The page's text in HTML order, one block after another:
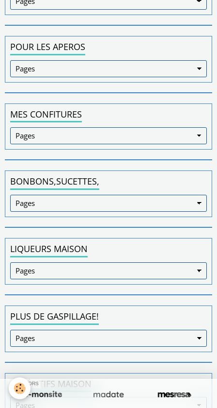
POUR LES APEROS
MES CONFITURES
BONBONS,SUCETTES,
LIQUEURS MAISON
PLUS DE GASPILLAGE!
APPÉRITIFS MAISON
SPONSORS